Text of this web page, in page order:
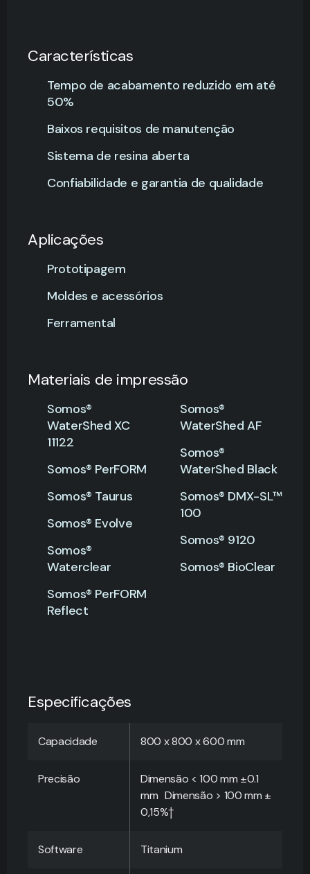
Características
Tempo de acabamento reduzido em até
50%
Baixos requisitos de manutenção
Sistema de resina aberta
Confiabilidade e garantia de qualidade
Aplicações
Prototipagem
Moldes e acessórios
Ferramental
Materiais de impressão
Somos®
WaterShed XC
11122
Somos® PerFORM
Somos® Taurus
Somos® Evolve
Somos®
Waterclear
Somos® PerFORM
Reflect
Somos®
WaterShed AF
Somos®
WaterShed Black
Somos® DMX-SL™
100
Somos® 9120
Somos® BioClear
Especificações
Capacidade 800 x 800 x 600 mm
Precisão
Dimensão < 100 mm ±0.1
mm Dimensão > 100 mm ±
0,15%†
Software Titanium